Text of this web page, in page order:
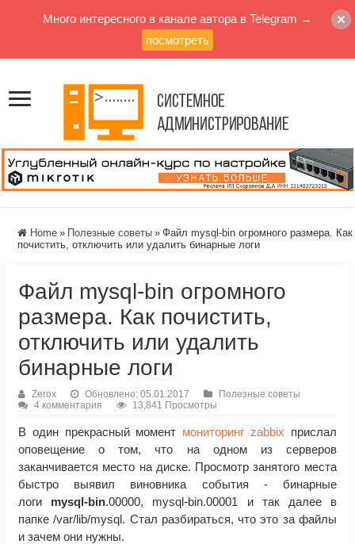
Home » Полезные советы » Файл mysql-bin огромного размера. Как
почистить, отключить или удалить бинарные логи
Файл mysql-bin огромного
размера. Как почистить,
отключить или удалить
бинарные логи
Zerox Обновлено: 05.01.2017
Полезные советы
4 комментария
13,841 Просмотры
В один прекрасный момент мониторинг zabbix прислал
оповещение о том, что на одном из серверов
заканчивается место на диске. Просмотр занятого места
быстро выявил виновника события - бинарные
логи mysql-bin.00000, mysql-bin.00001 и так далее в
папке /var/lib/mysql. Стал разбираться, что это за файлы
и зачем они нужны.
Много интересного в канале автора в Telegram →
посмотреть